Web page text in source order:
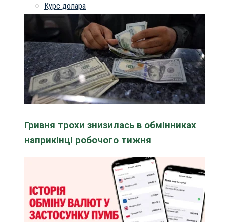
Курс долара
Гривня трохи знизилась в обмінниках
наприкінці робочого тижня